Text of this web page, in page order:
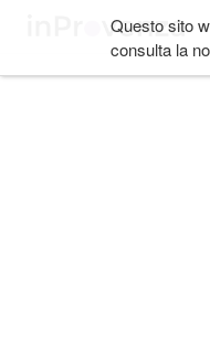
|
Questo sito
consulta la